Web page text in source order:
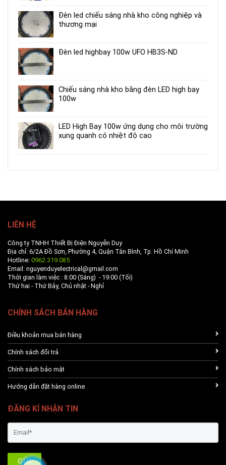
Đèn led chiếu sáng nhà kho công nghiệp và
thương mại
Đèn led highbay 100w UFO HB3S-ND
Chiếu sáng nhà kho bằng đèn LED high bay
100w
LED High Bay 100w ứng dụng cho môi trường
xung quanh có nhiệt độ cao
LIÊN HỆ
Công ty TNHH Thiết Bị Điện Nguyễn Duy
Địa chỉ: 6/2A Đồ Sơn, Phường 4, Quận Tân Bình, Tp. Hồ Chí Minh
Hotline: 0962.319.085
Email: nguyenduyelectrical@gmail.com
Thời gian làm việc : 8:00 (Sáng) - 19:00 (Tối)
Thứ hai - Thứ Bảy, Chủ nhật - Nghỉ
CHÍNH SÁCH BÁN HÀNG
Điều khoản mua bán hàng
Chính sách đổi trả
Chính sách bảo mật
Hướng dẫn đặt hàng online
ĐĂNG KÍ NHẬN TIN
GỬI